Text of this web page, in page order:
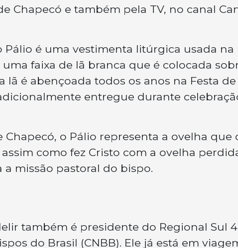
Chapecó e também pela TV, no canal
é uma vestimenta litúrgica usada na
faixa de lã branca que é colocada
lã é abençoada todos os anos na Festa de
entregue durante
o Pálio representa a ovelha que
como fez Cristo com a ovelha
a missão pastoral do bispo.
também é presidente do Regional Sul
do Brasil (CNBB). Ele já está em